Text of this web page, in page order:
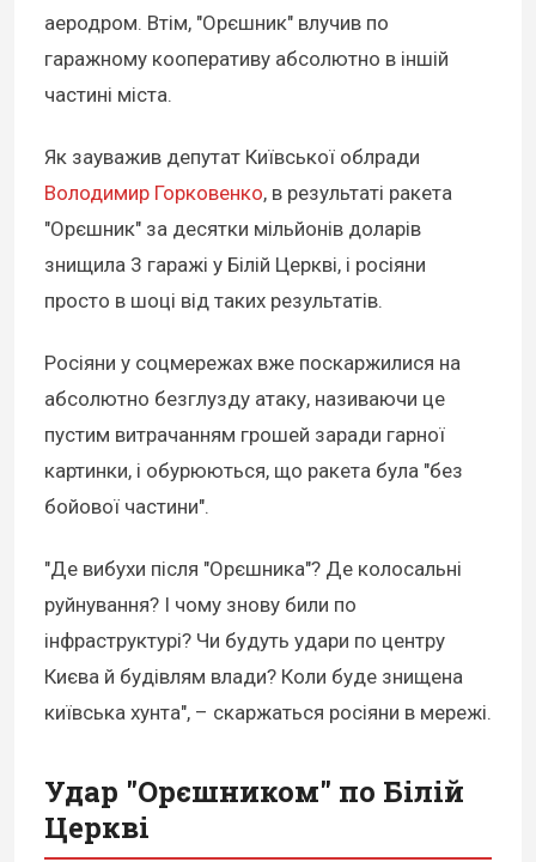
аеродром. Втім, "Орєшник" влучив по
гаражному кооперативу абсолютно в іншій
частині міста.
Як зауважив депутат Київської облради
Володимир Горковенко, в результаті ракета
"Орєшник" за десятки мільйонів доларів
знищила 3 гаражі у Білій Церкві, і росіяни
просто в шоці від таких результатів.
Росіяни у соцмережах вже поскаржилися на
абсолютно безглузду атаку, називаючи це
пустим витрачанням грошей заради гарної
картинки, і обурюються, що ракета була "без
бойової частини".
"Де вибухи після "Орєшника"? Де колосальні
руйнування? І чому знову били по
інфраструктурі? Чи будуть удари по центру
Києва й будівлям влади? Коли буде знищена
київська хунта", – скаржаться росіяни в мережі.
Удар "Орєшником" по Білій
Церкві